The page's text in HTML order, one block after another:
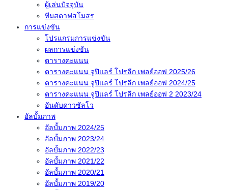
ผู้เล่นปัจจุบัน
ทีมสตาฟสโมสร
การแข่งขัน
โปรแกรมการแข่งขัน
ผลการแข่งขัน
ตารางคะแนน
ตารางคะแนน จูปิแลร์ โปรลีก เพลย์ออฟ 2025/26
ตารางคะแนน จูปิแลร์ โปรลีก เพลย์ออฟ 2024/25
ตารางคะแนน จูปิแลร์ โปรลีก เพลย์ออฟ 2 2023/24
อันดับดาวซัลโว
อัลบั้มภาพ
อัลบั้มภาพ 2024/25
อัลบั้มภาพ 2023/24
อัลบั้มภาพ 2022/23
อัลบั้มภาพ 2021/22
อัลบั้มภาพ 2020/21
อัลบั้มภาพ 2019/20